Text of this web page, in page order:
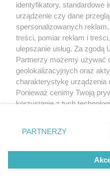
Żaden utwór zamieszczony w
rozpowszechniany lub dalej
tym także elektroniczny lub
eksploatacji w jakiejkolwiek formie,
bez pisemnej zgody właściciela
wykorzystanie utworów w całości
bez właściwej zgody, jest
prawnie.
Nasze
identyfikatory, standardowe
urządzenie czy dane
spersonalizowanych
treści, pomiar reklam i
ulepszanie usług. Za
Partnerzy możemy używać
geolokalizacyjnych oraz
charakterystykę urządzenia
Ponieważ cenimy Twoją
korzystanie z tych
zmienić/wycofać klikając
znajdujący się w lewym
rodzaje przetwarzania
użytkownika, ale masz
przetwarzaniu. Preferencje
PARTNERZY